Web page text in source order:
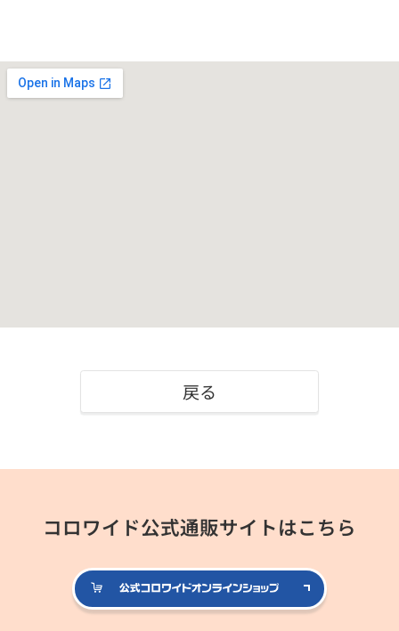
戻る
コロワイド公式通販サイトはこちら
公式コロ